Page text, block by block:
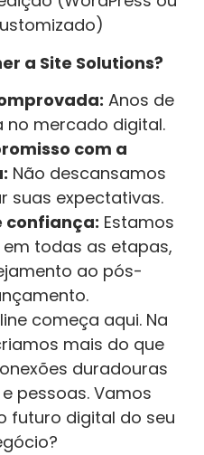
a Site Solutions?
Anos de
no mercado digital.
com a
Não descansamos
suas expectativas.
confiança: Estamos
todas as etapas,
ao pós-
começa aqui. Na
mais do que
duradouras
pessoas. Vamos
futuro digital do seu